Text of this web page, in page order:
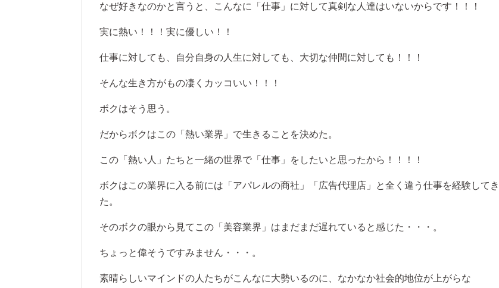
なぜ好きなのかと言うと、こんなに「仕事」に対して真剣な人達はいないからです！！！
実に熱い！！！実に優しい！！
仕事に対しても、自分自身の人生に対しても、大切な仲間に対しても！！！
そんな生き方がもの凄くカッコいい！！！
ボクはそう思う。
だからボクはこの「熱い業界」で生きることを決めた。
この「熱い人」たちと一緒の世界で「仕事」をしたいと思ったから！！！！
ボクはこの業界に入る前には「アパレルの商社」「広告代理店」と全く違う仕事を経験してき
た。
そのボクの眼から見てこの「美容業界」はまだまだ遅れていると感じた・・・。
ちょっと偉そうですみません・・・。
素晴らしいマインドの人たちがこんなに大勢いるのに、なかなか社会的地位が上がらな